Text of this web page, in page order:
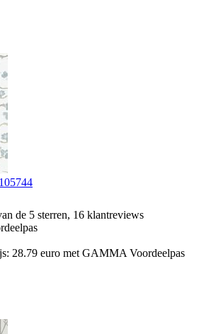
de 5 sterren, 16 klantreviews
28.79 euro met GAMMA Voordeelpas